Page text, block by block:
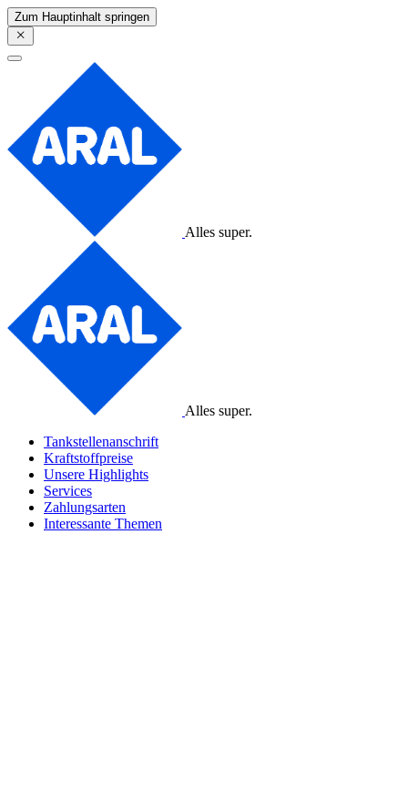
Zum Hauptinhalt springen
Alles super.
Alles super.
Tankstellenanschrift
Kraftstoffpreise
Unsere Highlights
Services
Zahlungsarten
Interessante Themen